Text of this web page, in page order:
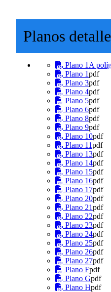
Planos
Plano 1A
Plano 1pdf
Plano 3pdf
Plano 4pdf
Plano 5pdf
Plano 6pdf
Plano 8pdf
Plano 9pdf
Plano 10pdf
Plano 11pdf
Plano 13pdf
Plano 14pdf
Plano 15pdf
Plano 16pdf
Plano 17pdf
Plano 20pdf
Plano 21pdf
Plano 22pdf
Plano 23pdf
Plano 24pdf
Plano 25pdf
Plano 26pdf
Plano 27pdf
Plano Fpdf
Plano Gpdf
Plano Hpdf